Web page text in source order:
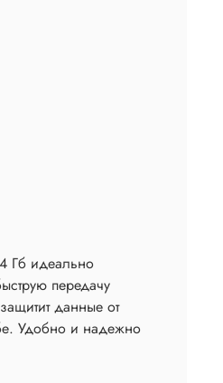
Гб идеально
передачу
данные от
Удобно и надежно